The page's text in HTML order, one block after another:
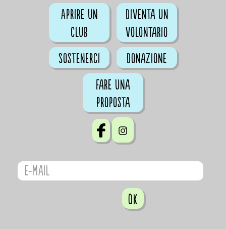
Aprire un
club
Diventa un
volontario
Sostenerci
Donazione
Fare una
proposta
OK